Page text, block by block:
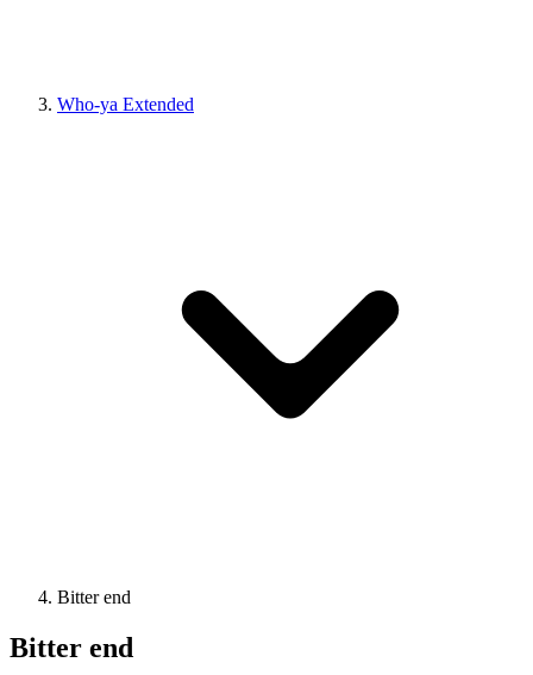
Who-ya Extended
Bitter end
Bitter end